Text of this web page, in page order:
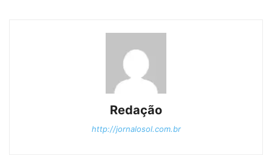
Redação
http://jornalosol.com.br